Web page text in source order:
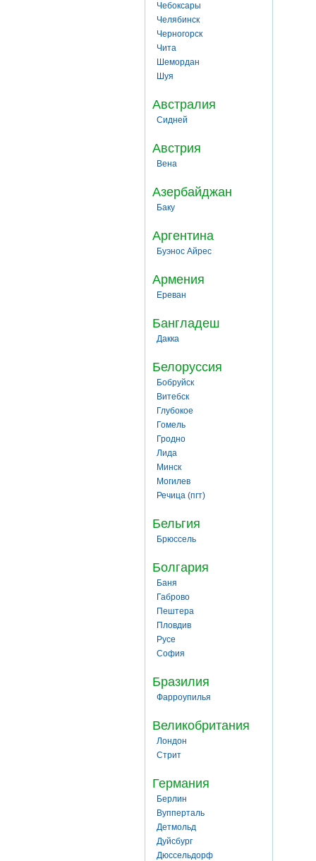
Чебоксары
Челябинск
Черногорск
Чита
Шемордан
Шуя
Австралия
Сидней
Австрия
Вена
Азербайджан
Баку
Аргентина
Буэнос Айрес
Армения
Ереван
Бангладеш
Дакка
Белоруссия
Бобруйск
Витебск
Глубокое
Гомель
Гродно
Лида
Минск
Могилев
Речица (пгт)
Бельгия
Брюссель
Болгария
Баня
Габрово
Пештера
Пловдив
Русе
София
Бразилия
Фарроупилья
Великобритания
Лондон
Стрит
Германия
Берлин
Вупперталь
Детмольд
Дуйсбург
Дюссельдорф